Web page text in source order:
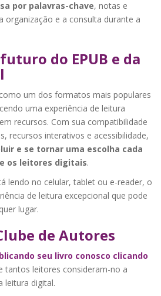
por palavras-chave, notas e
organização e a consulta durante a
do EPUB e da
um dos formatos mais populares
uma experiência de leitura
recursos. Com sua compatibilidade
recursos interativos e acessibilidade,
e se tornar uma escolha cada
os leitores digitais.
lendo no celular, tablet ou e-reader, o
de leitura excepcional que pode
lugar.
de Autores
seu livro conosco clicando
tantos leitores consideram-no a
leitura digital.